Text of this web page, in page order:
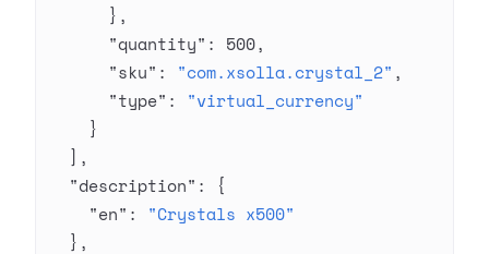
      },
      "quantity"
: 500,
      "sku"
: "com.xsolla.crystal_2" ,
      "type"
: "virtual_currency"
    }
  ],
  "description"
: {
    "en"
: "Crystals x500"
  },